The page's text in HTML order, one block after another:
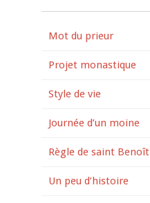
Mot du prieur
Projet monastique
Style de vie
Journée d’un moine
Règle de saint Benoît
Un peu d’histoire